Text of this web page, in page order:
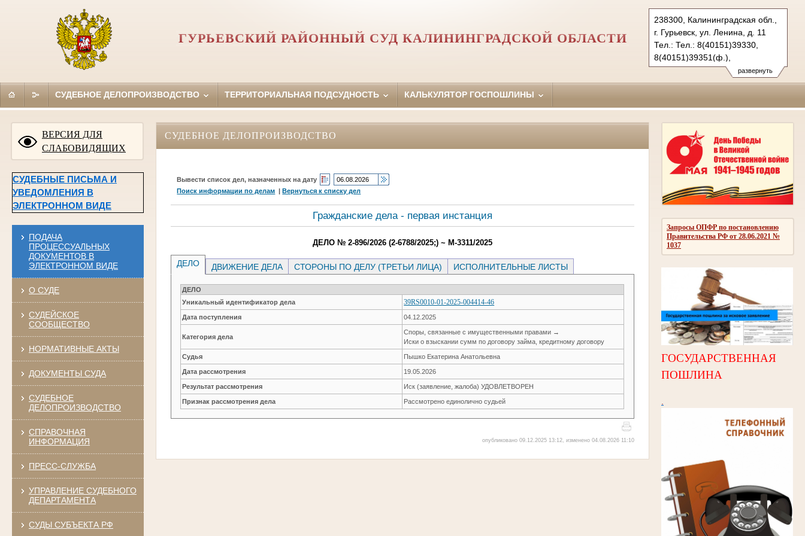
развернуть
238300, Калининградская обл.,
г. Гурьевск, ул. Ленина, д. 11
Тел.: Тел.: 8(40151)39330,
8(40151)39351(ф.),
8(40151)39332
gurievsky.kln@sudrf.ru
ГУРЬЕВСКИЙ РАЙОННЫЙ СУД КАЛИНИНГРАДСКОЙ ОБЛАСТИ
СУДЕБНОЕ ДЕЛОПРОИЗВОДСТВО ТЕРРИТОРИАЛЬНАЯ ПОДСУДНОСТЬ КАЛЬКУЛЯТОР ГОСПОШЛИНЫ
ВЕРСИЯ ДЛЯ
СЛАБОВИДЯЩИХ
СУДЕБНЫЕ ПИСЬМА И
УВЕДОМЛЕНИЯ В
ЭЛЕКТРОННОМ ВИДЕ
ПОДАЧА
ПРОЦЕССУАЛЬНЫХ
ДОКУМЕНТОВ В
ЭЛЕКТРОННОМ ВИДЕ
О СУДЕ
СУДЕЙСКОЕ
СООБЩЕСТВО
НОРМАТИВНЫЕ АКТЫ
ДОКУМЕНТЫ СУДА
СУДЕБНОЕ
ДЕЛОПРОИЗВОДСТВО
СПРАВОЧНАЯ
ИНФОРМАЦИЯ
ПРЕСС-СЛУЖБА
УПРАВЛЕНИЕ СУДЕБНОГО
ДЕПАРТАМЕНТА
СУДЫ СУБЪЕКТА РФ
Запросы ОПФР по постановлению
Правительства РФ от 28.06.2021 №
1037
ГОСУДАРСТВЕННАЯ
ПОШЛИНА
СУДЕБНОЕ ДЕЛОПРОИЗВОДСТВО
Вывести список дел, назначенных на дату
Поиск информации по делам |Вернуться к списку дел
Гражданские дела - первая инстанция
ДЕЛО № 2-896/2026 (2-6788/2025;) ~ М-3311/2025
ДЕЛО ДВИЖЕНИЕ ДЕЛА СТОРОНЫ ПО ДЕЛУ (ТРЕТЬИ ЛИЦА) ИСПОЛНИТЕЛЬНЫЕ ЛИСТЫ
ДЕЛО
Уникальный идентификатор дела
39RS0010-01-2025-004414-46
Дата поступления 04.12.2025
Категория дела
Споры, связанные с имущественными правами →
Иски о взыскании сумм по договору займа, кредитному договору
Судья Пышко Екатерина Анатольевна
Дата рассмотрения 19.05.2026
Результат рассмотрения Иск (заявление, жалоба) УДОВЛЕТВОРЕН
Признак рассмотрения дела Рассмотрено единолично судьей
опубликовано 09.12.2025 13:12, изменено 04.08.2026 11:10